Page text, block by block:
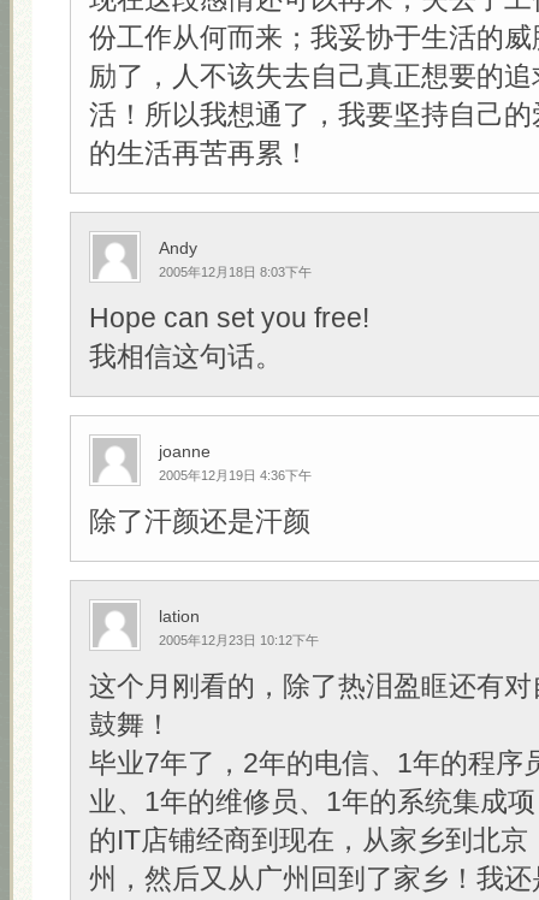
份工作从何而来；我妥协于生活的
励了，人不该失去自己真正想要的
活！所以我想通了，我要坚持自己
的生活再苦再累！
Andy
2005年12月18日 8:03下午
Hope can set you free!
我相信这句话。
joanne
2005年12月19日 4:36下午
除了汗颜还是汗颜
lation
2005年12月23日 10:12下午
这个月刚看的，除了热泪盈眶还有
鼓舞！
毕业7年了，2年的电信、1年的程序
业、1年的维修员、1年的系统集成
的IT店铺经商到现在，从家乡到北京
州，然后又从广州回到了家乡！我